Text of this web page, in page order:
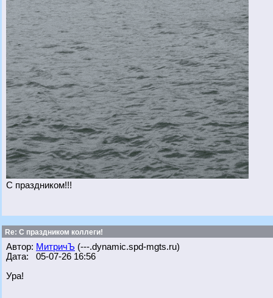
С праздником!!!
Re: С праздником коллеги!
Автор: МитричЪ (---.dynamic.spd-mgts.ru)
Дата: 05-07-26 16:56
Ура!